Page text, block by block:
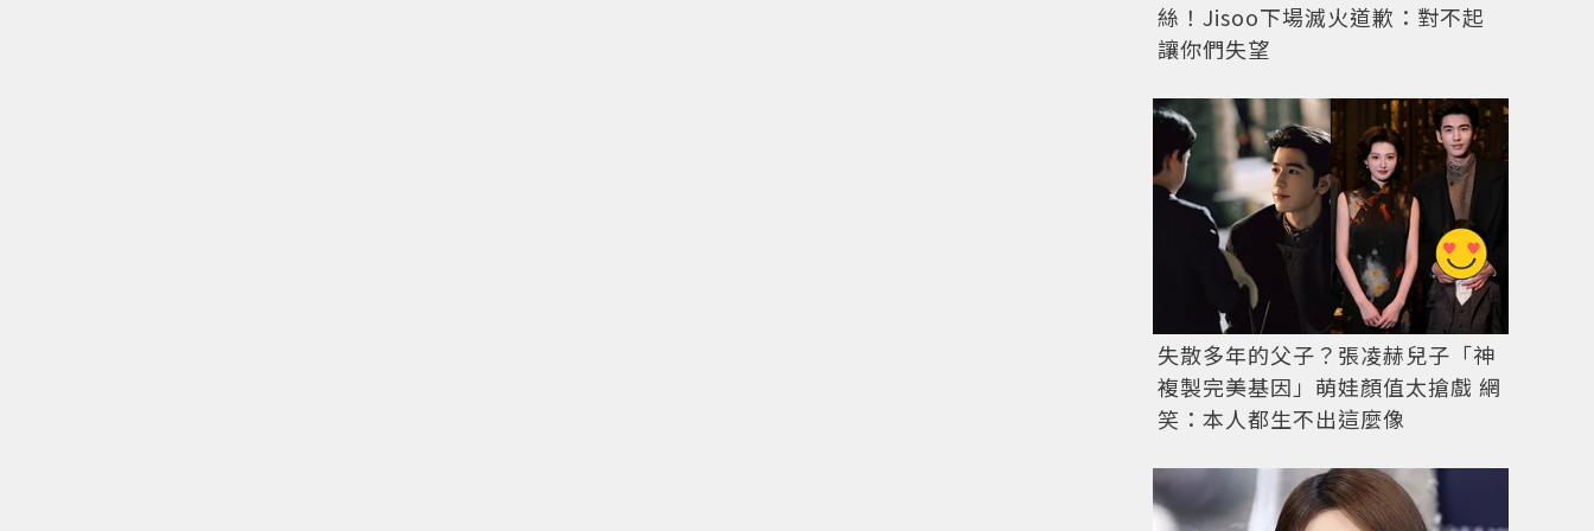
絲！Jisoo下場滅火道歉：對不起
讓你們失望
失散多年的父子？張凌赫兒子「神
複製完美基因」萌娃顏值太搶戲 網
笑：本人都生不出這麼像